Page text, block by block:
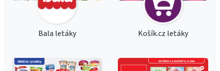
Bala letáky Košík.cz letáky